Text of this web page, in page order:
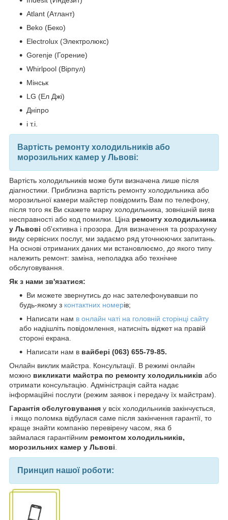
Atlant (Атлант)
Beko (Беко)
Electrolux (Электролюкс)
Gorenje (Горение)
Whirlpool (Вірпул)
Мінськ
LG (Ел Джі)
Дніпро
і т.і.
Вартість ремонту холодильників або
морозильних камер у Львові:
Вартість холодильників може бути визначена лише після
діагностики. Приблизна вартість ремонту холодильника або
морозильної камери майстер повідомить Вам по телефону,
після того як Ви скажете марку холодильника, зовнішній вияв
несправності або код помилки. Ціна ремонту холодильника
у Львові об'єктивна і прозора. Для визначення та розрахунку
виду сервісних послуг, ми задаємо ряд уточнюючих запитань.
На основі отриманих даних ми встановлюємо, до якого типу
належить ремонт: заміна, неполадка або технічне
обслуговування.
Як з нами зв'язатися:
Ви можете звернутись до нас зателефонувавши по
будь-якому з контактних номерів;
Написати нам в онлайн чаті на головній сторінці сайту
або надішліть повідомлення, натисніть віджет на правій
стороні екрана.
Написати нам в вайбері (063) 655-79-85.
Онлайн виклик майстра. Консультації. В режимі онлайн
можно викликати майстра по ремонту холодильників або
отримати консультацію. Адміністрація сайта надає
інформаційні послуги (режим заявок і передачу їх майстрам).
Гарантія обслуговування у всіх холодильників закінчується,
і якщо поломка відбулася саме після закінчення гарантії, то
краще знайти компанію перевірену часом, яка б
займалася гарантійним ремонтом холодильників,
морозильних камер у Львові
Принцип нашої роботи: